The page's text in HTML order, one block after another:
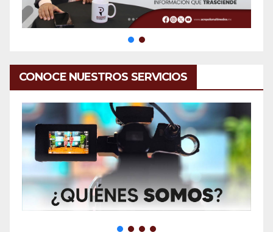
CONOCE NUESTROS SERVICIOS